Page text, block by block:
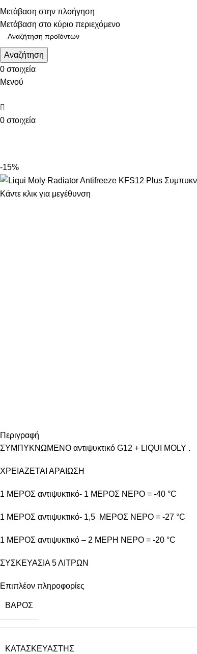
Μετάβαση στην πλοήγηση
Μετάβαση στο κύριο περιεχόμενο
Τηλεφωνικές παραγγελίες: 211 75 05 815
Αναζήτηση
0 στοιχεία
Μενού
0 στοιχεία
-15%
Κάντε κλικ για μεγέθυνση
Περιγραφή
ΣΥΜΠΥΚΝΩΜΕΝΟ αντιψυκτικό G12 + LIQUI MOLY .
ΧΡΕΙΑΖΕΤΑΙ ΑΡΑΙΩΣΗ
1 ΜΕΡΟΣ αντιψυκτικό- 1 ΜΕΡΟΣ ΝΕΡΟ = -40 °C
1 ΜΕΡΟΣ αντιψυκτικό- 1,5 ΜΕΡΟΣ ΝΕΡΟ = -27 °C
1 ΜΕΡΟΣ αντιψυκτικό – 2 ΜΕΡΗ ΝΕΡΟ = -20 °C
ΣΥΣΚΕΥΑΣΙΑ 5 ΛΙΤΡΩΝ
Επιπλέον πληροφορίες
ΒΆΡΟΣ
ΚΑΤΑΣΚΕΥΑΣΤΉΣ